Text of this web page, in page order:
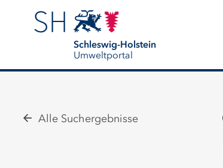
Schleswig-Holstein
Umweltportal
Alle Suchergebnisse